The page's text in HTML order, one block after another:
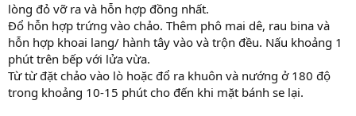
lòng đỏ vỡ ra và hỗn hợp đồng nhất.
Đổ hỗn hợp trứng vào chảo. Thêm phô mai dê, rau bina và
hỗn hợp khoai lang/ hành tây vào và trộn đều. Nấu khoảng 1
phút trên bếp với lửa vừa.
Từ từ đặt chảo vào lò hoặc đổ ra khuôn và nướng ở 180 độ
trong khoảng 10-15 phút cho đến khi mặt bánh se lại.